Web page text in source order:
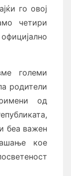
го овој
четири
големи
родители
од
беа важен
кое